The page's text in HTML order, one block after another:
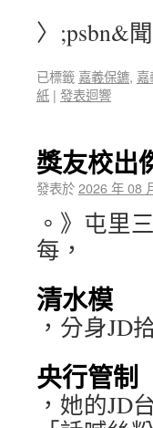
〉;psbn&
已標籤 嘉義保鑣,
紙 | 發表迴響
獎友校出
發表於2026 年 08
。》屯里
每，
清水模
，分身JD
央行管制
，她的JD